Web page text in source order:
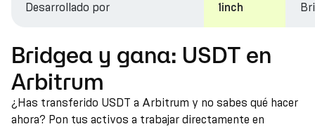
Desarrollado por 1inch
Bridgea y gana: USDT en
Arbitrum
¿Has transferido USDT a Arbitrum y no sabes qué hacer
ahora? Pon tus activos a trabajar directamente en